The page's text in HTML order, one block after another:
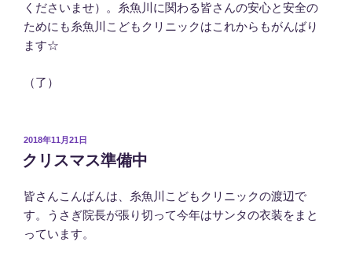
くださいませ）。糸魚川に関わる皆さんの安心と安全の
ためにも糸魚川こどもクリニックはこれからもがんばり
ます☆
（了）
投
稿
日:
2018年11月21日
クリスマス準備中
皆さんこんばんは、糸魚川こどもクリニックの渡辺で
す。うさぎ院長が張り切って今年はサンタの衣装をまと
っています。